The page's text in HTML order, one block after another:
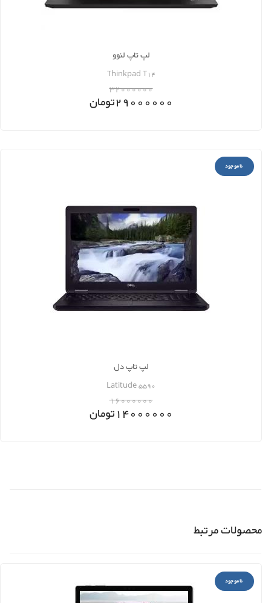
لپ تاپ لنوو
Thinkpad T14
32000000
29000000تومان
ناموجود
لپ تاپ دل
Latitude 5590
16000000
14000000تومان
محصولات مرتبط
ناموجود